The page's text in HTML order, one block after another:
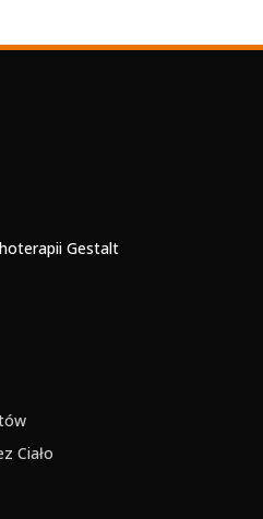
Gestalt
Ciało